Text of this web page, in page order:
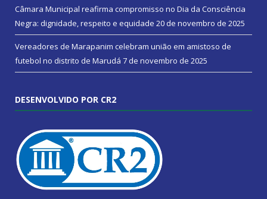
Câmara Municipal reafirma compromisso no Dia da Consciência
Negra: dignidade, respeito e equidade 20 de novembro de 2025
Vereadores de Marapanim celebram união em amistoso de
futebol no distrito de Marudá 7 de novembro de 2025
DESENVOLVIDO POR CR2